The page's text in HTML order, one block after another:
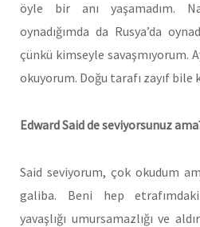
öyle bir anı yaşamadım.
oynadığımda da Rusya’da
çünkü kimseyle savaşmıyorum.
okuyorum. Doğu tarafı zayıf
Edward Said de seviyorsunuz
Said seviyorum, çok okudum
galiba. Beni hep
yavaşlığı umursamazlığı ve